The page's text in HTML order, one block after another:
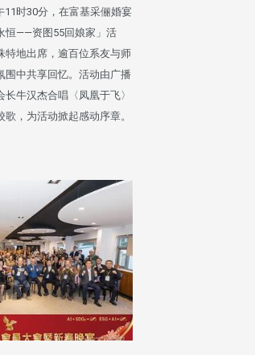
11时30分，在富基采俪婚宴
恒——资图55回娘家」活
特地出席，逾百位系友与师
围中共享回忆。活动由广播
牛汉杰合唱〈凤凰于飞〉
，为活动掀起感动序章。